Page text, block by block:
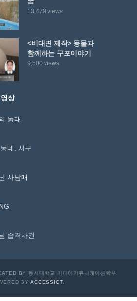
13,479 views
<비대면 제작> 동물과
함께하는 구포이야기
9,500 views
상
동래
네, 서구
사남매
습격사건
BY 동서대학교 미디어커뮤니케이션학부.
BY ACCESSICT.